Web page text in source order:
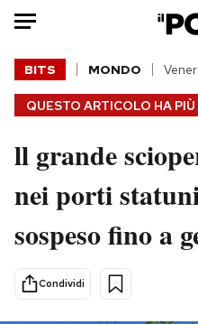
HOME
Italia
Politica
Tecnologia
Internet
Scienza
QUESTO ARTICOLO HA PIÙ
BITS MONDO
ll grande
nei porti
sospeso fino a
Condividi